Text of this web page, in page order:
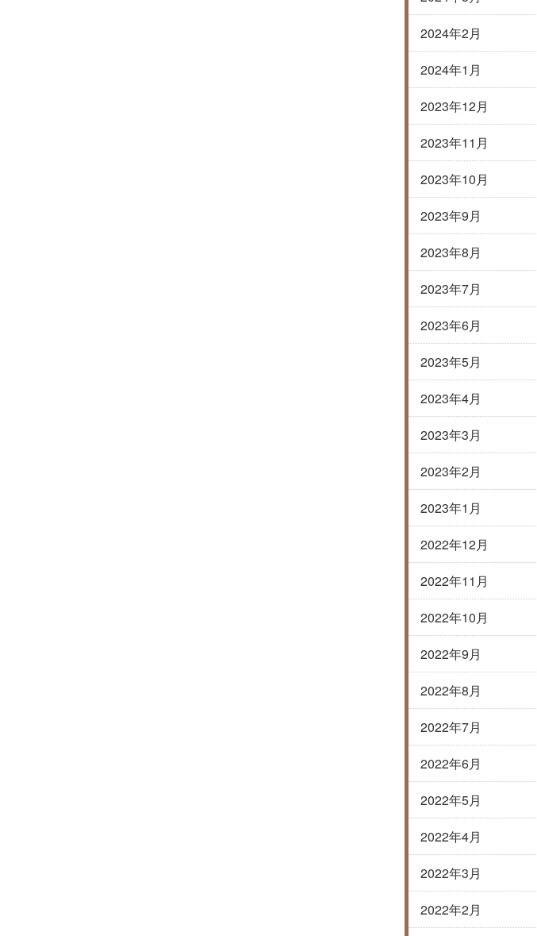
2024年2月
2024年1月
2023年12月
2023年11月
2023年10月
2023年9月
2023年8月
2023年7月
2023年6月
2023年5月
2023年4月
2023年3月
2023年2月
2023年1月
2022年12月
2022年11月
2022年10月
2022年9月
2022年8月
2022年7月
2022年6月
2022年5月
2022年4月
2022年3月
2022年2月